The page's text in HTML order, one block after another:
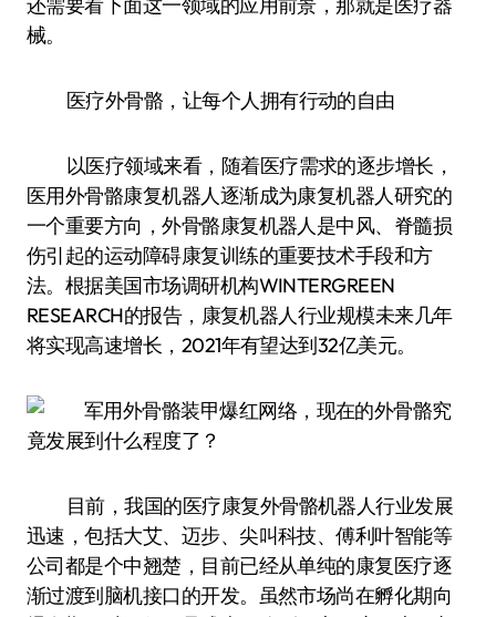
械。
医疗外骨骼，让每个人拥有行动的自由
以医疗领域来看，随着医疗需求的逐步增长，
医用外骨骼康复机器人逐渐成为康复机器人研究的
一个重要方向，外骨骼康复机器人是中风、脊髓损
伤引起的运动障碍康复训练的重要技术手段和方
法。根据美国市场调研机构WINTERGREEN
RESEARCH的报告，康复机器人行业规模未来几年
将实现高速增长，2021年有望达到32亿美元。
目前，我国的医疗康复外骨骼机器人行业发展
迅速，包括大艾、迈步、尖叫科技、傅利叶智能等
公司都是个中翘楚，目前已经从单纯的康复医疗逐
渐过渡到脑机接口的开发。虽然市场尚在孵化期向